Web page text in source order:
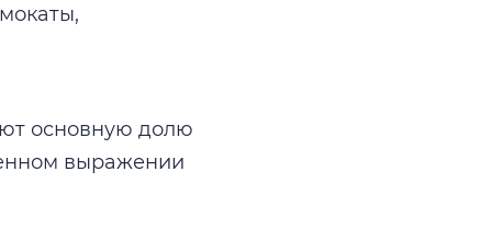
основную долю
выражении